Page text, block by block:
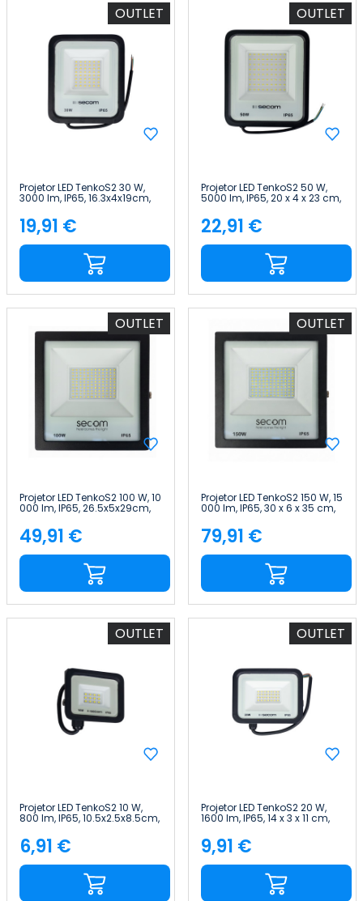
OUTLET
Projetor LED TenkoS2 30 W,
3000 lm, IP65, 16.3x4x19cm,
Preço
19,91 €
OUTLET
Projetor LED TenkoS2 50 W,
5000 lm, IP65, 20 x 4 x 23 cm,
Preço
22,91 €
OUTLET
Projetor LED TenkoS2 100 W, 10
000 lm, IP65, 26.5x5x29cm,
Preço
49,91 €
OUTLET
Projetor LED TenkoS2 150 W, 15
000 lm, IP65, 30 x 6 x 35 cm,
Preço
79,91 €
OUTLET
Projetor LED TenkoS2 10 W,
800 lm, IP65, 10.5x2.5x8.5cm,
SECOM
Preço
6,91 €
OUTLET
Projetor LED TenkoS2 20 W,
1600 lm, IP65, 14 x 3 x 11 cm,
SECOM
Preço
9,91 €